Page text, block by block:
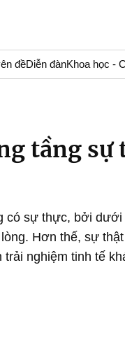
đềDiễn đànKhoa học -
tầng sự
có sự thực, bởi
Hơn thế, sự
nghiệm tinh tế